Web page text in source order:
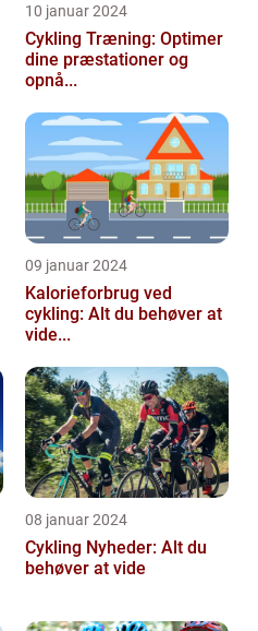
10 januar 2024
Cykling Træning: Optimer
dine præstationer og
opnå...
09 januar 2024
Kalorieforbrug ved
cykling: Alt du behøver at
vide...
08 januar 2024
Cykling Nyheder: Alt du
behøver at vide